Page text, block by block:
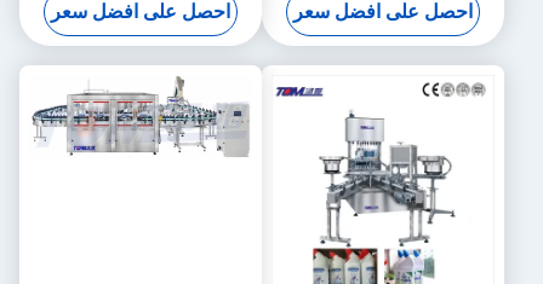
احصل على افضل سعر احصل على افضل سعر